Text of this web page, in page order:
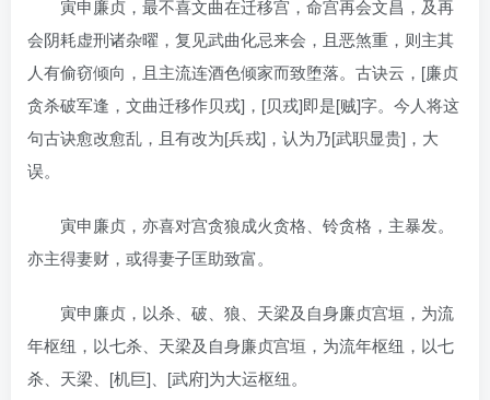
寅申廉贞，最不喜文曲在迁移宫，命宫再会文昌，及再
会阴耗虚刑诸杂曜，复见武曲化忌来会，且恶煞重，则主其
人有偷窃倾向，且主流连酒色倾家而致堕落。古诀云，[廉贞
贪杀破军逢，文曲迁移作贝戎]，[贝戎]即是[贼]字。今人将这
句古诀愈改愈乱，且有改为[兵戎]，认为乃[武职显贵]，大
误。
寅申廉贞，亦喜对宫贪狼成火贪格、铃贪格，主暴发。
亦主得妻财，或得妻子匡助致富。
寅申廉贞，以杀、破、狼、天梁及自身廉贞宫垣，为流
年枢纽，以七杀、天梁及自身廉贞宫垣，为流年枢纽，以七
杀、天梁、[机巨]、[武府]为大运枢纽。